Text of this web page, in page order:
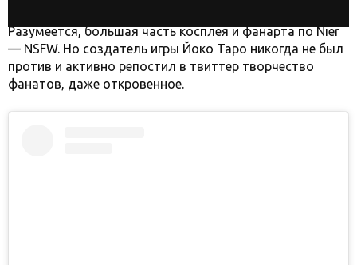
Разумеется, большая часть косплея и фанарта по Nier
— NSFW. Но создатель игры Йоко Таро никогда не был
против и активно репостил в твиттер творчество
фанатов, даже откровенное.